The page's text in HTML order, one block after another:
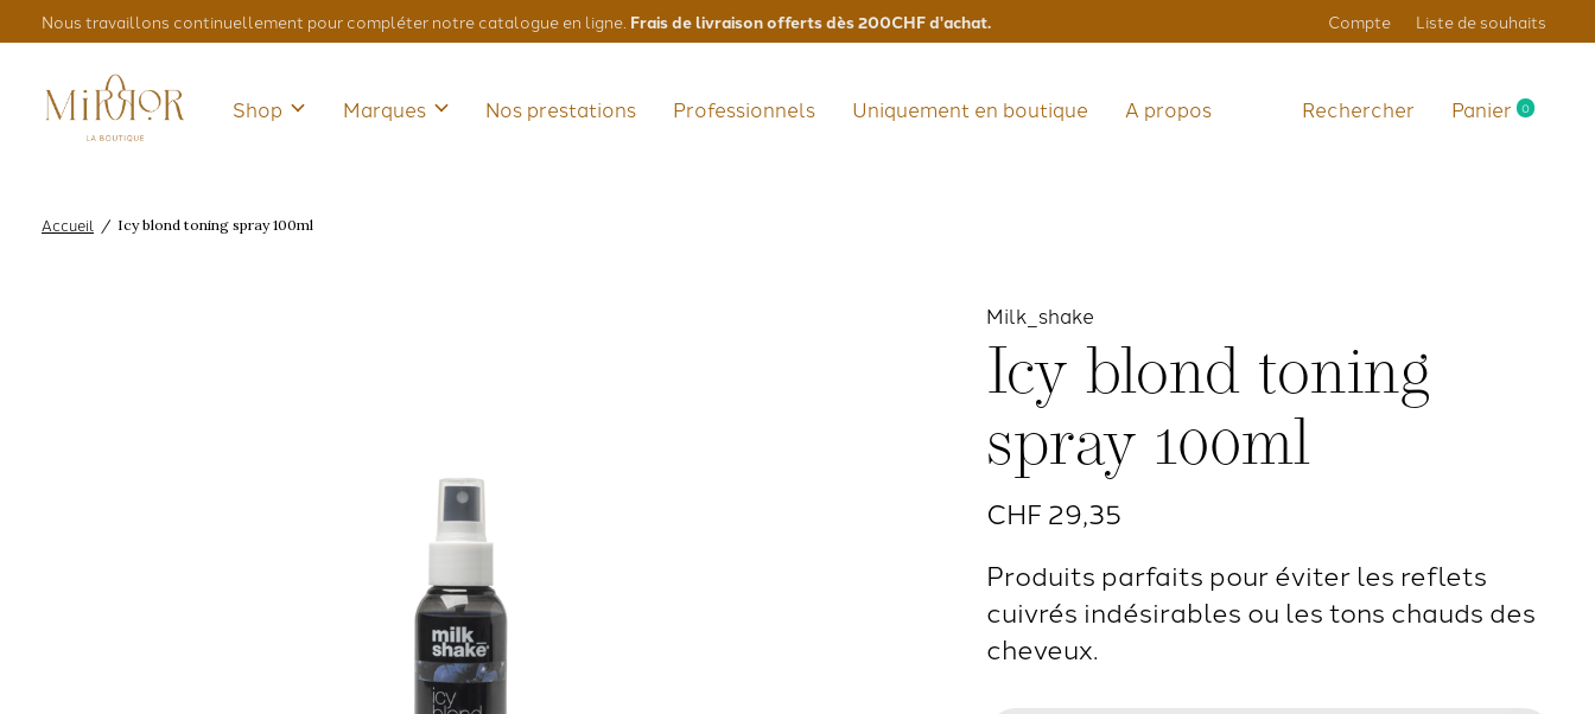
Nous travaillons continuellement pour compléter notre catalogue en ligne. Frais de livraison offerts dès 200CHF d'achat. Compte Liste de souhaits
Shop Marques Nos prestations Professionnels Uniquement en boutique A propos Rechercher Panier 0items
Accueil / Icy blond toning spray 100ml
Milk_shake
Icy blond toning
spray 100ml
CHF 29,35
Produits parfaits pour éviter les reflets
cuivrés indésirables ou les tons chauds des
cheveux.